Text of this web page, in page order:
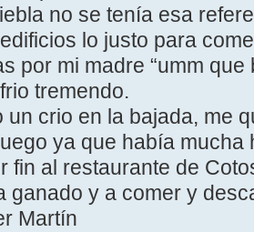
no se tenía esa
lo justo para
por mi madre “umm
tremendo.
un crio en la bajada, me
ya que había
fin al restaurante de
ganado y a comer y
Martín